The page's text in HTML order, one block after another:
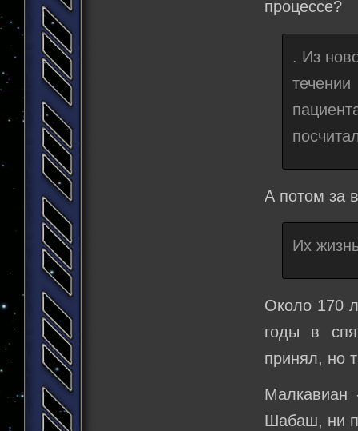
процессе?
. Из
А потом за
Их
Около 170
годы в
принял, но
Шабаш, ни